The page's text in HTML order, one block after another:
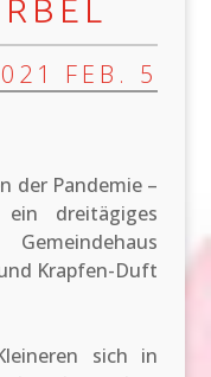
FEB. 5
der Pandemie –
dreitägiges
Krapfen-Duft
sich in